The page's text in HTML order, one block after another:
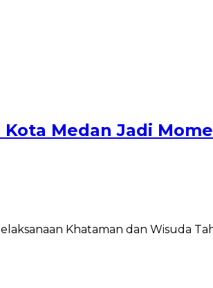
Medan Jadi
Khataman dan Wisuda